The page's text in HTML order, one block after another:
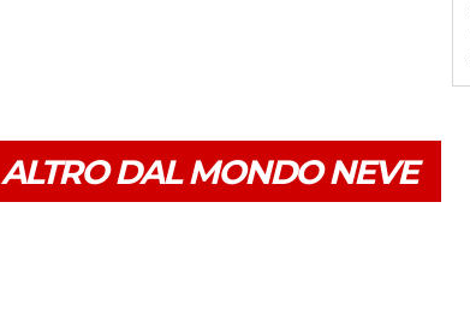
ALTRO DAL MONDO NEVE